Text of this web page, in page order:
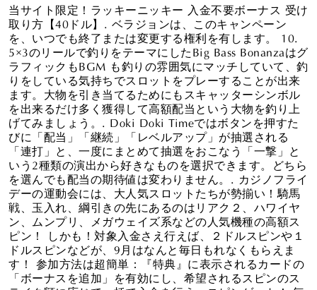
当サイト限定！ラッキーニッキー 入金不要ボーナス 受け
取り方【40ドル】. ベラジョンは、このキャンペーン
を、いつでも終了または変更する権利を有します。 10.
5×3のリールで釣りをテーマにしたBig Bass Bonanzaはグ
ラフィックもBGM も釣りの雰囲気にマッチしていて、釣
りをしている気持ちでスロットをプレーすることが出来
ます。大物を引き当てるためにもスキャッターシンボル
を出来るだけ多く獲得して高額配当という大物を釣り上
げてみましょう。. Doki Doki Timeではボタンを押すた
びに「配当」「継続」「レベルアップ」が抽選される
「連打」と、一度にまとめて抽選をおこなう「一撃」と
いう2種類の演出から好きなものを選択できます。どちら
を選んでも配当の期待値は変わりません。. カジノフライ
デーの運動会には、大人気スロットたちが勢揃い！騎馬
戦、玉入れ、綱引きの先にあるのはリアク２、ハワイヤ
ン、ムンプリ、メガウェイズ系などの人気機種の高額ス
ピン！ しかも！対象入金さえ行えば、２ドルスピンや１
ドルスピンなどが、9月はなんと毎日もれなくもらえま
す！ 参加方法は超簡単：『特典』に表示されるカードの
「ボーナスを追加」を有効にし、希望されるスピンのス